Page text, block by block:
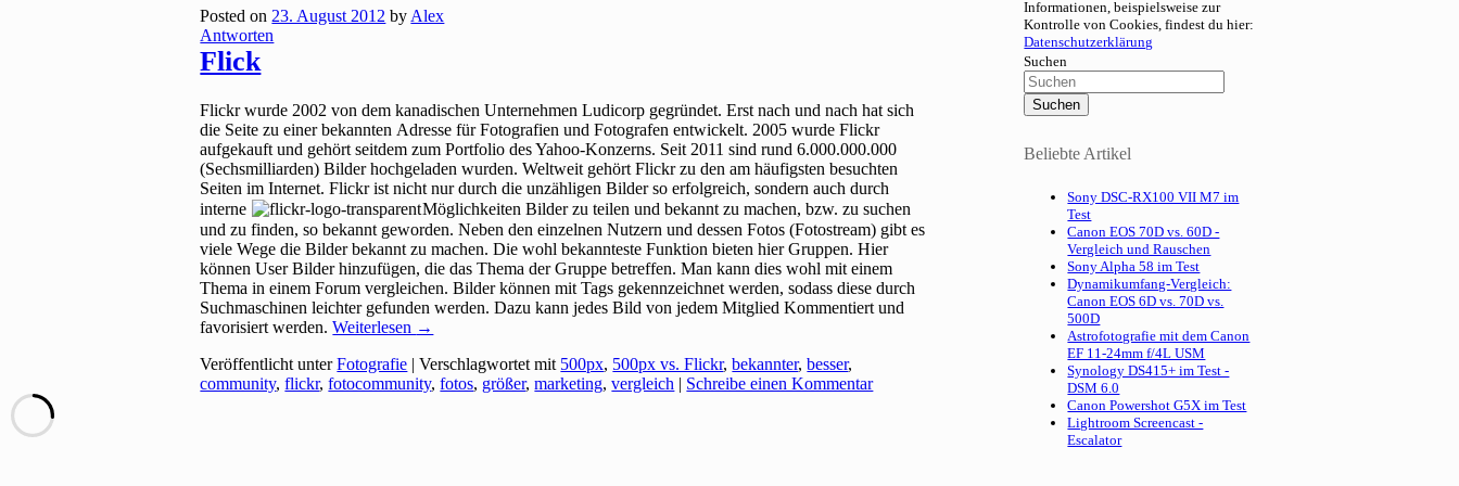
Posted on 23. August 2012 by Alex
Antworten
Flick
Flickr wurde 2002 von dem kanadischen Unternehmen Ludicorp gegründet. Erst nach und nach hat sich
die Seite zu einer bekannten Adresse für Fotografien und Fotografen entwickelt. 2005 wurde Flickr
aufgekauft und gehört seitdem zum Portfolio des Yahoo-Konzerns. Seit 2011 sind rund 6.000.000.000
(Sechsmilliarden) Bilder hochgeladen wurden. Weltweit gehört Flickr zu den am häufigsten besuchten
Seiten im Internet. Flickr ist nicht nur durch die unzähligen Bilder so erfolgreich, sondern auch durch
interne
Möglichkeiten Bilder zu teilen und bekannt zu machen, bzw. zu suchen
und zu finden, so bekannt geworden. Neben den einzelnen Nutzern und dessen Fotos (Fotostream) gibt es
viele Wege die Bilder bekannt zu machen. Die wohl bekannteste Funktion bieten hier Gruppen. Hier
können User Bilder hinzufügen, die das Thema der Gruppe betreffen. Man kann dies wohl mit einem
Thema in einem Forum vergleichen. Bilder können mit Tags gekennzeichnet werden, sodass diese durch
Suchmaschinen leichter gefunden werden. Dazu kann jedes Bild von jedem Mitglied Kommentiert und
favorisiert werden.Weiterlesen →
Veröffentlicht unter Fotografie |Verschlagwortet mit 500px, 500px vs. Flickr,bekannter,besser,
community,flickr,fotocommunity,fotos, größer,marketing,vergleich | Schreibe einen Kommentar
Informationen, beispielsweise zur
Kontrolle von Cookies, findest du hier:
Datenschutzerklärung
Suchen
Beliebte Artikel
Sony DSC-RX100 VII M7 im
Test
Canon EOS 70D vs. 60D -
Vergleich und Rauschen
Sony Alpha 58 im Test
Dynamikumfang-Vergleich:
Canon EOS 6D vs. 70D vs.
500D
Astrofotografie mit dem Canon
EF 11-24mm f/4L USM
Synology DS415+ im Test -
DSM 6.0
Canon Powershot G5X im Test
Lightroom Screencast -
Escalator